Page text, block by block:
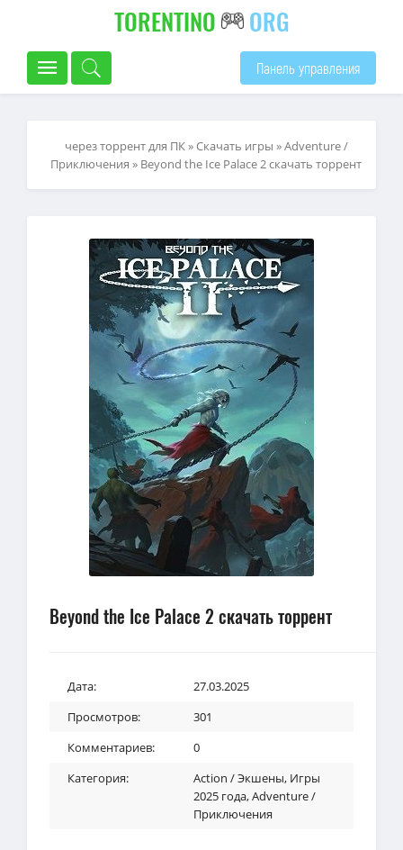
TORENTINO ORG
Панель управления
через торрент для ПК»Скачать игры »Adventure /
Приключения » Beyond the Ice Palace 2 скачать торрент
Beyond the Ice Palace 2 скачать торрент
Дата:
27.03.2025
Просмотров:
301
Комментариев:
0
Категория:
Action / Экшены, Игры
2025 года,Adventure /
Приключения